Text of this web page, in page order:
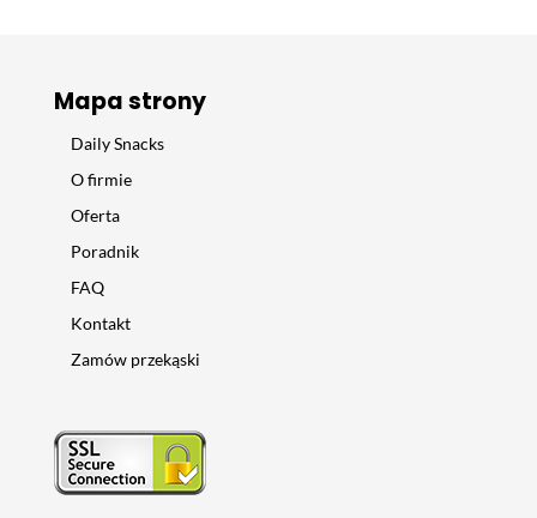
Mapa strony
Daily Snacks
O firmie
Oferta
Poradnik
FAQ
Kontakt
Zamów przekąski